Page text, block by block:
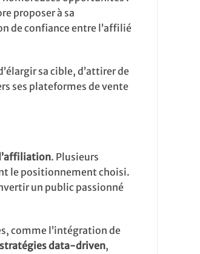
proposer à sa
de confiance entre l’affilié
sa cible, d’attirer de
ses plateformes de vente
. Plusieurs
le positionnement choisi.
un public passionné
comme l’intégration de
stratégies data-driven,